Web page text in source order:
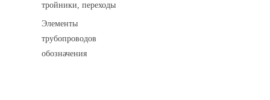
тройники, переходы
Элементы
трубопроводов
обозначения